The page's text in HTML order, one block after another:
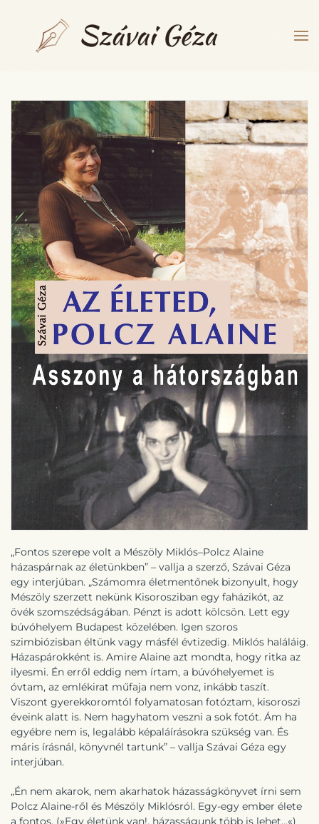
Fő tartalom átugrása
„Fontos szerepe volt a Mészöly Miklós–Polcz Alaine
házaspárnak az életünkben” – vallja a szerző, Szávai Géza
egy interjúban. „Számomra életmentőnek bizonyult, hogy
Mészöly szerzett nekünk Kisorosziban egy faházikót, az
övék szomszédságában. Pénzt is adott kölcsön. Lett egy
búvóhelyem Budapest közelében. Igen szoros
szimbiózisban éltünk vagy másfél évtizedig. Miklós haláláig.
Házaspárokként is. Amire Alaine azt mondta, hogy ritka az
ilyesmi. Én erről eddig nem írtam, a búvóhelyemet is
óvtam, az emlékirat műfaja nem vonz, inkább taszít.
Viszont gyerekkoromtól folyamatosan fotóztam, kisoroszi
éveink alatt is. Nem hagyhatom veszni a sok fotót. Ám ha
egyébre nem is, legalább képaláírásokra szükség van. És
máris írásnál, könyvnél tartunk” – vallja Szávai Géza egy
interjúban.
„Én nem akarok, nem akarhatok házasságkönyvet írni sem
Polcz Alaine-ről és Mészöly Miklósról. Egy-egy ember élete
a fontos. (»Egy életünk van!, házasságunk több is lehet...«)